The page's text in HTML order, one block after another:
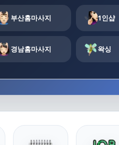
부산홈마사지 1인샵
경남홈마사지 왁싱